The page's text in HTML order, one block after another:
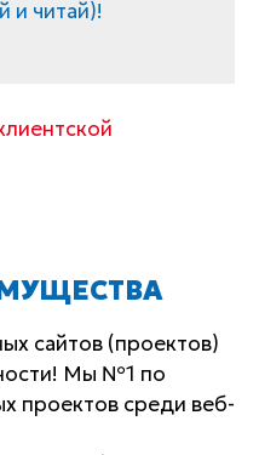
и читай)!
сайтов (проектов)
Мы №1 по
проектов среди веб-